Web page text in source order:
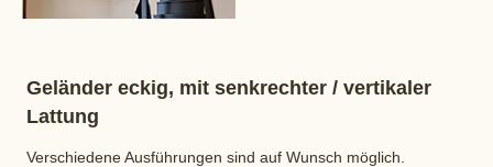
Geländer eckig, mit senkrechter / vertikaler
Lattung
Verschiedene Ausführungen sind auf Wunsch möglich.